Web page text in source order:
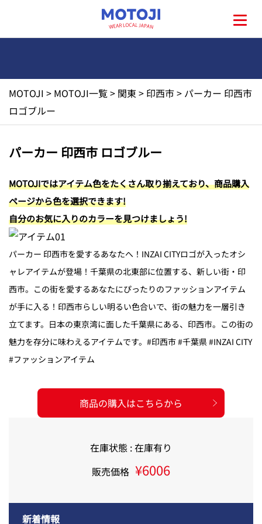
地元一覧
お問い合わせ
MOTOJI > MOTOJI一覧> 関東 > 印西市> パーカー 印西市
ロゴブルー
新着情報
パーカー 印西市 ロゴブルー
MOTOJIではアイテム色をたくさん取り揃えており、商品購入
ページから色を選択できます!
自分のお気に入りのカラーを見つけましょう!
パーカー 印西市を愛するあなたへ！INZAI CITYロゴが入ったオシ
ャレアイテムが登場！千葉県の北東部に位置する、新しい街・印
西市。この街を愛するあなたにぴったりのファッションアイテム
が手に入る！印西市らしい明るい色合いで、街の魅力を一層引き
立てます。日本の東京湾に面した千葉県にある、印西市。この街の
魅力を存分に味わえるアイテムです。#印西市 #千葉県 #INZAI CITY
#ファッションアイテム
商品の購入はこちらから
在庫状態 : 在庫有り
販売価格 ¥6006